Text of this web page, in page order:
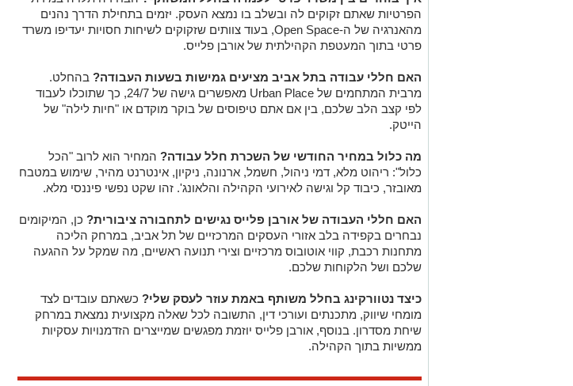
הפרטיות שאתם זקוקים לה ובשלב בו נמצא העסק. יזמים בתחילת הדרך נהנים
מהאנרגיה של ה-Open Space, בעוד צוותים שזקוקים לשיחות חסויות יעדיפו משרד
פרטי בתוך המעטפת הקהילתית של אורבן פלייס.
האם חללי עבודה בתל אביב מציעים גמישות בשעות העבודה? בהחלט.
מרבית המתחמים של Urban Place
מאפשרים גישה של 24/7, כך שתוכלו לעבוד
לפי קצב הלב שלכם, בין אם אתם טיפוסים של בוקר מוקדם או "חיות לילה" של
הייטק.
מה כלול במחיר החודשי של השכרת חלל עבודה? המחיר הוא לרוב "הכל
כלול": ריהוט מלא, דמי ניהול, חשמל, ארנונה, ניקיון, אינטרנט מהיר, שימוש במטבח
מאובזר, כיבוד קל וגישה לאירועי הקהילה והלאונג'. זהו שקט נפשי פיננסי מלא.
האם חללי העבודה של אורבן פלייס נגישים לתחבורה ציבורית? כן, המיקומים
נבחרים בקפידה בלב אזורי העסקים המרכזיים של תל אביב, במרחק הליכה
מתחנות רכבת, קווי אוטובוס מרכזיים וצירי תנועה ראשיים, מה שמקל על ההגעה
שלכם ושל הלקוחות שלכם.
כיצד נטוורקינג בחלל משותף באמת עוזר לעסק שלי? כשאתם עובדים לצד
מומחי שיווק, מתכנתים ועורכי דין, התשובה לכל שאלה מקצועית נמצאת במרחק
שיחת מסדרון. בנוסף, אורבן פלייס יוזמת מפגשים שמייצרים הזדמנויות עסקיות
ממשיות בתוך הקהילה.